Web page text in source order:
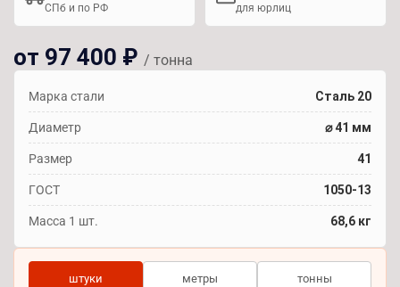
СПб и по РФ для юрлиц
от 97 400 ₽ / тонна
Марка стали Сталь 20
Диаметр ⌀ 41 мм
Размер 41
ГОСТ 1050-13
Масса 1 шт. 68,6 кг
штуки метры тонны